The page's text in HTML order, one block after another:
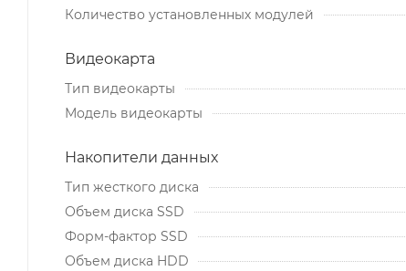
Количество установленных модулей
Видеокарта
Тип видеокарты
Модель видеокарты
Накопители данных
Тип жесткого диска
Объем диска SSD
Форм-фактор SSD
Объем диска HDD